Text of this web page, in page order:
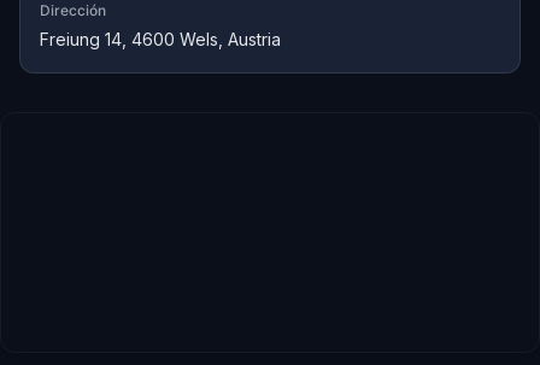
Dirección
Freiung 14, 4600 Wels, Austria